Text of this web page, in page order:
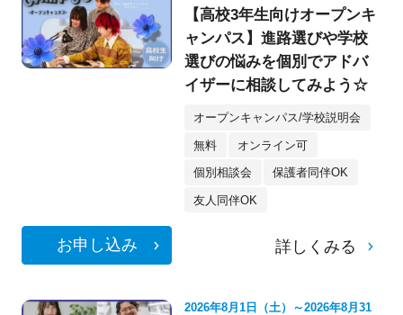
【高校3年生向けオープンキ
ャンパス】進路選びや学校
選びの悩みを個別でアドバ
イザーに相談してみよう☆
オープンキャンパス/学校説明会
無料 オンライン可
個別相談会 保護者同伴OK
友人同伴OK
お申し込み 詳しくみる
2026年8月1日（土）～2026年8月31